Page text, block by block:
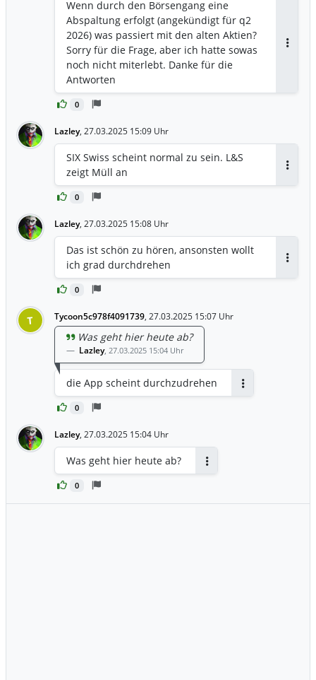
0
Wenn durch den Börsengang eine
Abspaltung erfolgt (angekündigt für q2
2026) was passiert mit den alten Aktien?
Sorry für die Frage, aber ich hatte sowas
noch nicht miterlebt. Danke für die
Antworten
Lazley, 27.03.2025 15:09 Uhr
0
SIX Swiss scheint normal zu sein. L&S
zeigt Müll an
Lazley, 27.03.2025 15:08 Uhr
0
Das ist schön zu hören, ansonsten wollt
ich grad durchdrehen
T Tycoon5c978f4091739, 27.03.2025 15:07 Uhr
0
Was geht hier heute ab?
Lazley, 27.03.2025 15:04 Uhr
die App scheint durchzudrehen
Lazley, 27.03.2025 15:04 Uhr
0
Was geht hier heute ab?